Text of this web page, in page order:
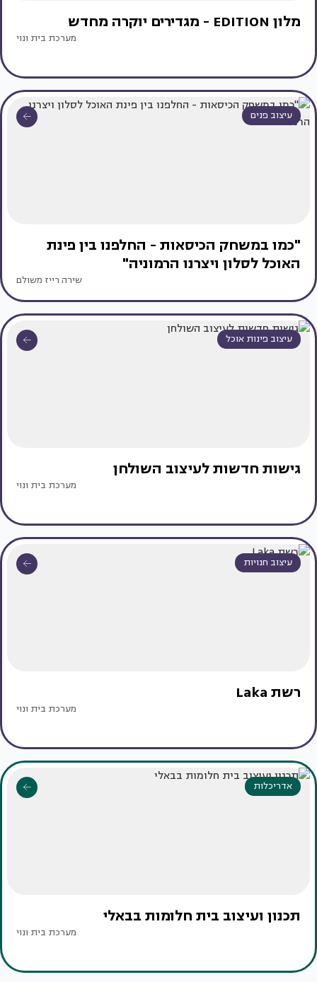
מלון EDITION - מגדירים יוקרה מחדש
מערכת בית ונוי
עיצוב פנים
"כמו במשחק הכיסאות - החלפנו בין פינת
האוכל לסלון ויצרנו הרמוניה"
שירה רייז משולם
עיצוב פינות אוכל
גישות חדשות לעיצוב השולחן
מערכת בית ונוי
עיצוב חנויות
רשת Laka
מערכת בית ונוי
אדריכלות
תכנון ועיצוב בית חלומות בבאלי
מערכת בית ונוי